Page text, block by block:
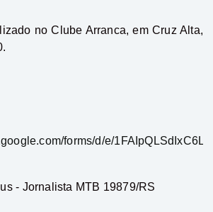
no Clube Arranca, em Cruz Alta,
forms/d/e/
- Jornalista MTB 19879/RS